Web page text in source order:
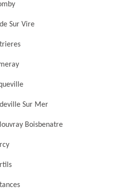
Sur Vire
Sur Mer
Boisbenatre